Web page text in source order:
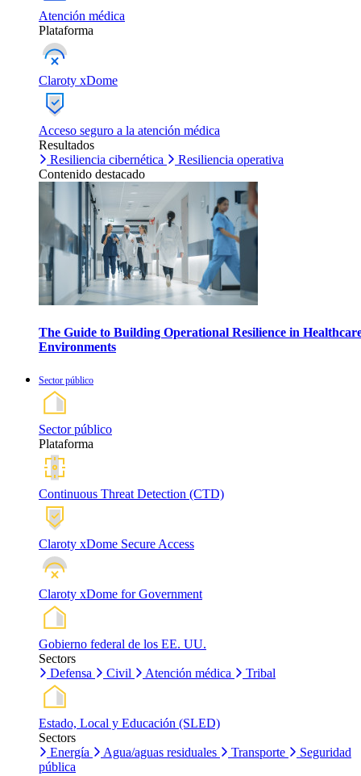
Atención médica
Plataforma
Claroty xDome
Acceso seguro a la atención médica
Resultados
Resiliencia cibernética
Resiliencia operativa
Contenido destacado
The Guide to Building Operational Resilience in
Environments
Sector público
Sector público
Plataforma
Continuous Threat Detection (CTD)
Claroty xDome Secure Access
Claroty xDome for Government
Gobierno federal de los EE. UU.
Sectors
Defensa
Civil Atención médica Tribal
Estado, Local y Educación (SLED)
Sectors
Energía
Agua/aguas residuales Transporte
Seguridad
pública